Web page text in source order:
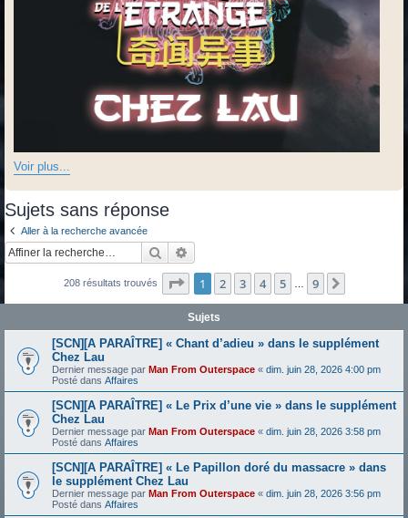
Voir plus...
Sujets sans réponse
Aller à la recherche avancée
Rechercher
208 résultats trouvés Page 1sur9
1 2 3 4 5 9
Sujets
[SCN][A PARAÎTRE] « Chant d’adieu » dans le supplément
Chez Lau
Dernier message par Man From Outerspace « dim. juin 28, 2026 4:00 pm
Posté dans Affaires
[SCN][A PARAÎTRE] « Le Prix d’une vie » dans le supplément
Chez Lau
Dernier message par Man From Outerspace « dim. juin 28, 2026 3:58 pm
Posté dans Affaires
[SCN][A PARAÎTRE] « Le Papillon doré du massacre » dans
le supplément Chez Lau
Dernier message par Man From Outerspace « dim. juin 28, 2026 3:56 pm
Posté dans Affaires